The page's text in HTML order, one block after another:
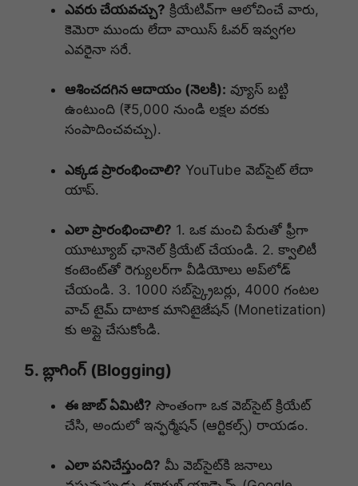
ఎవరు చేయవచ్చు? క్రియేటివ్‌గా ఆలోచించే వారు,
కెమెరా ముందు లేదా వాయిస్ ఓవర్ ఇవ్వగల
ఎవరైనా సరే.
ఆశించదగిన ఆదాయం (నెలకి): వ్యూస్ బట్టి
ఉంటుంది (₹5,000 నుండి లక్షల వరకు
సంపాదించవచ్చు).
ఎక్కడ ప్రారంభించాలి? YouTube వెబ్‌సైట్ లేదా
యాప్.
ఎలా ప్రారంభించాలి? 1. ఒక మంచి పేరుతో ఫ్రీగా
యూట్యూబ్ ఛానెల్ క్రియేట్ చేయండి. 2. క్వాలిటీ
కంటెంట్‌తో రెగ్యులర్‌గా వీడియోలు అప్‌లోడ్
చేయండి. 3. 1000 సబ్‌స్క్రైబర్లు, 4000 గంటల
వాచ్ టైమ్ దాటాక మానిటైజేషన్ (Monetization)
కు అప్లై చేసుకోండి.
5. బ్లాగింగ్ (Blogging)
ఈ జాబ్ ఏమిటి? సొంతంగా ఒక వెబ్‌సైట్ క్రియేట్
చేసి, అందులో ఇన్ఫర్మేషన్ (ఆర్టికల్స్) రాయడం.
ఎలా పనిచేస్తుంది? మీ వెబ్‌సైట్‌కి జనాలు